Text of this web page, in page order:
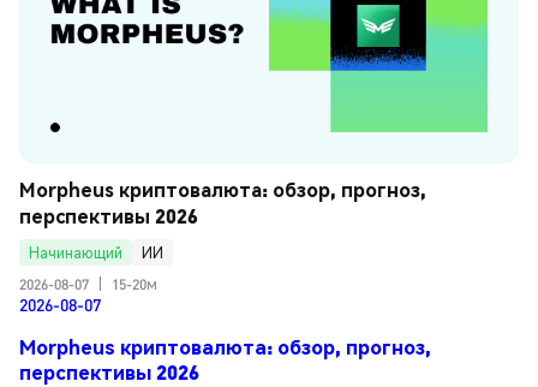
Morpheus криптовалюта: обзор, прогноз,
перспективы 2026
Начинающий
ИИ
2026-08-07
15-20м
2026-08-07
Morpheus криптовалюта: обзор, прогноз,
перспективы 2026